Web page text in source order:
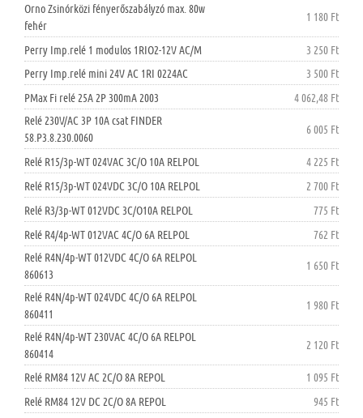
Orno Zsinórközi fényerőszabályzó max. 80w
fehér
1 180 Ft
Perry Imp.relé 1 modulos 1RIO2-12V AC/M
3 250 Ft
Perry Imp.relé mini 24V AC 1RI 0224AC
3 500 Ft
PMax Fi relé 25A 2P 300mA 2003
4 062,48 Ft
Relé 230V/AC 3P 10A csat FINDER
58.P3.8.230.0060
6 005 Ft
Relé R15/3p-WT 024VAC 3C/O 10A RELPOL
4 225 Ft
Relé R15/3p-WT 024VDC 3C/O 10A RELPOL
2 700 Ft
Relé R3/3p-WT 012VDC 3C/O10A RELPOL
775 Ft
Relé R4/4p-WT 012VAC 4C/O 6A RELPOL
762 Ft
Relé R4N/4p-WT 012VDC 4C/O 6A RELPOL
860613
1 650 Ft
Relé R4N/4p-WT 024VDC 4C/O 6A RELPOL
860411
1 980 Ft
Relé R4N/4p-WT 230VAC 4C/O 6A RELPOL
860414
2 120 Ft
Relé RM84 12V AC 2C/O 8A REPOL
1 095 Ft
Relé RM84 12V DC 2C/O 8A REPOL
945 Ft